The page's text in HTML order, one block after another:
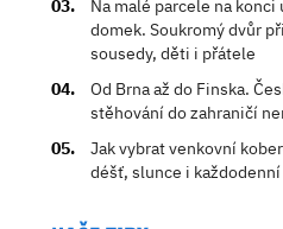
Na malé parcele na
domek. Soukromý dvůr
sousedy, děti i přátele
Od Brna až do Finska.
stěhování do zahraničí
Jak vybrat venkovní
déšť, slunce i